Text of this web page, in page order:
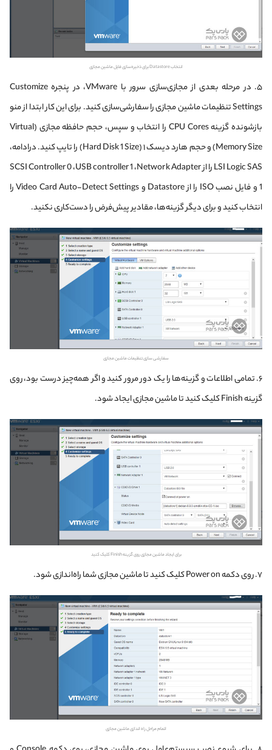
انتخاب Datastore برای ذخیره‌سازی فایل ماشین مجازی
۵. در مرحله بعدی از مجازی‌سازی سرور با VMware، در پنجره Customize
Settings تنظیمات ماشین مجازی را سفارشی‌سازی کنید. برای این کار ابتدا از منو
باز‌شونده گزینه CPU Cores را انتخاب و سپس، حجم حافظه مجازی (Virtual
Memory Size) و حجم هارد دیسک ۱ (Hard Disk 1 Size) را تایپ کنید. درادامه،
LSI Logic SAS را از SCSI Controller 0 ،‌USB controller 1 ،‌Network Adapter
1 و فایل نصب ISO را از Datastore و Video Card Auto-Detect Settings را
انتخاب کنید و برای دیگر گزینه‌ها، مقادیر پیش‌فرض را دست‌کاری نکنید.
سفارشی‌ سازی تنظیمات ماشین مجازی
۶. تمامی اطلاعات و گزینه‌ها را یک دور مرور کنید و اگر همه‌چیز درست بود، روی
گزینه Finish کلیک کنید تا ماشین مجازی ایجاد شود.
برای ایجاد ماشین مجازی روی گزینه Finish کلیک کنید
۷. روی دکمه Power on کلیک کنید تا ماشین مجازی شما راه‌اندازی شود.
اتمام مراحل راه اندازی ماشین مجازی